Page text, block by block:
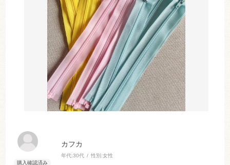
カフカ
年代:30代 性別:女性